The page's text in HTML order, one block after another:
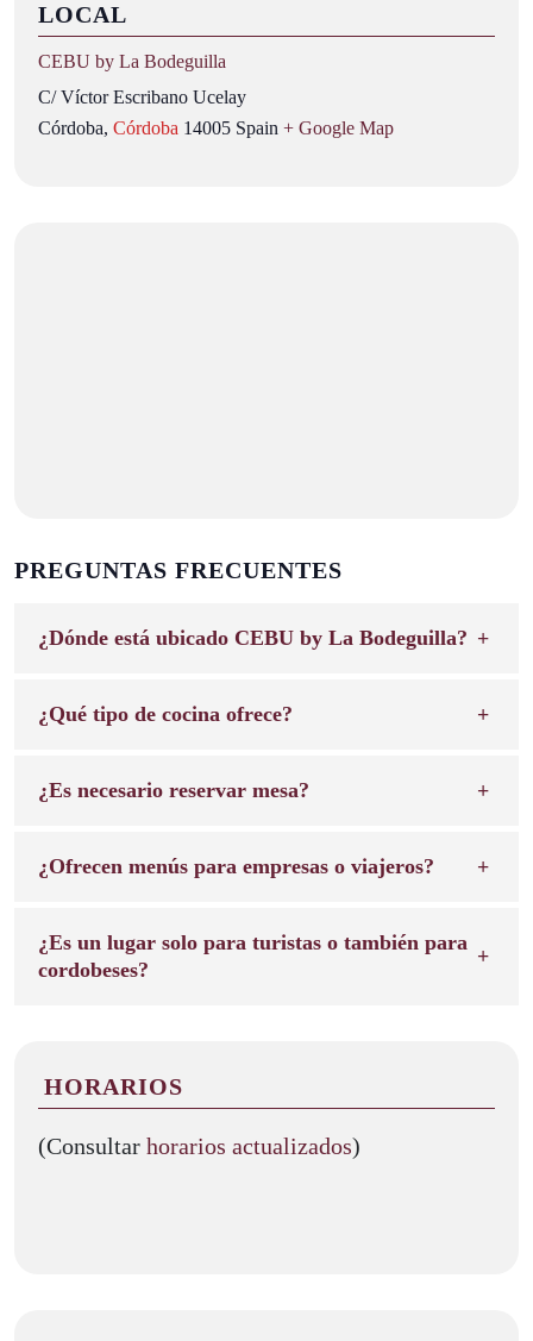
LOCAL
CEBU by La Bodeguilla
C/ Víctor Escribano Ucelay
Córdoba, Córdoba 14005 Spain + Google Map
PREGUNTAS FRECUENTES
¿Dónde está ubicado CEBU by La Bodeguilla?
¿Qué tipo de cocina ofrece?
¿Es necesario reservar mesa?
¿Ofrecen menús para empresas o viajeros?
¿Es un lugar solo para turistas o también para
cordobeses?
HORARIOS
(Consultar horarios actualizados)